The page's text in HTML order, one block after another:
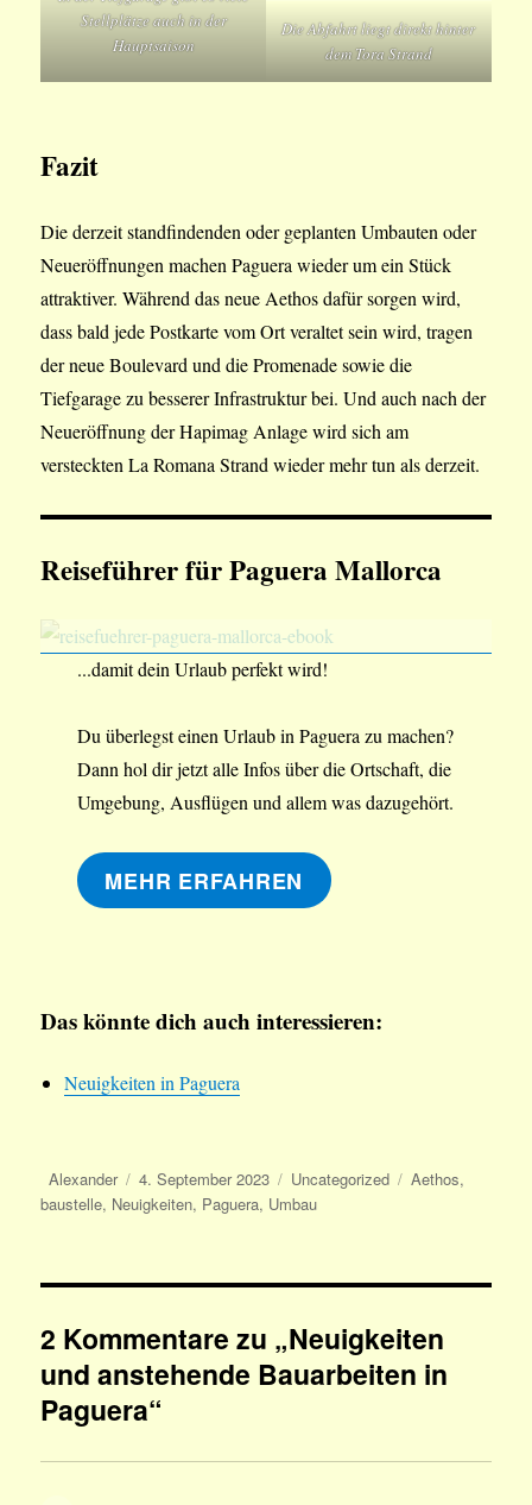
Stellplätze auch in der
Hauptsaison
Die Abfahrt liegt direkt hinter
dem Tora Strand
Fazit
Die derzeit standfindenden oder geplanten Umbauten oder
Neueröffnungen machen Paguera wieder um ein Stück
attraktiver. Während das neue Aethos dafür sorgen wird,
dass bald jede Postkarte vom Ort veraltet sein wird, tragen
der neue Boulevard und die Promenade sowie die
Tiefgarage zu besserer Infrastruktur bei. Und auch nach der
Neueröffnung der Hapimag Anlage wird sich am
versteckten La Romana Strand wieder mehr tun als derzeit.
Reiseführer für Paguera Mallorca
...damit dein Urlaub perfekt wird!
Du überlegst einen Urlaub in Paguera zu machen?
Dann hol dir jetzt alle Infos über die Ortschaft, die
Umgebung, Ausflügen und allem was dazugehört.
MEHR ERFAHREN
Das könnte dich auch interessieren:
Neuigkeiten in Paguera
Autor
Alexander
Veröffentlicht
am
4. September 2023 Kategorien
Uncategorized Schlagwörter
Aethos,
baustelle, Neuigkeiten, Paguera, Umbau
2 Kommentare zu „Neuigkeiten
und anstehende Bauarbeiten in
Paguera“